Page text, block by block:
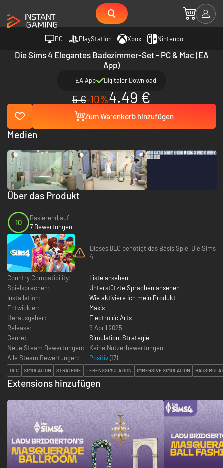
PC PlayStation Xbox Nintendo
Die Sims 4 Elegantes Badezimmer-Set - PC & Mac (EA
App)
EA App Digitaler Download
5 €-10%4.49 €
Zum Warenkorb hinzufügen
Über das Produkt
10
Basierend auf
7 Bewertungen
Dieses DLC benötigt das Basis Spiel Die Sims
4
Country Compatibility:
Liste ansehen
Spielsprachen:
Unterstützte Sprachen ansehen
Installation:
Wie aktiviere ich mein Produkt
Entwickler:
Maxis
Herausgeber:
Electronic Arts
Release:
9 April 2025
Genre:
Simulation, Strategie
Neue Steam Bewertungen:
Keine Nutzerbewertungen
Alle Steam Bewertungen:
Positiv(17)
DLC SIMULATION STRATEGIE LEBENSSIMULATION IMMERSIVE SIMULATION
Extensions hinzufügen
Medien